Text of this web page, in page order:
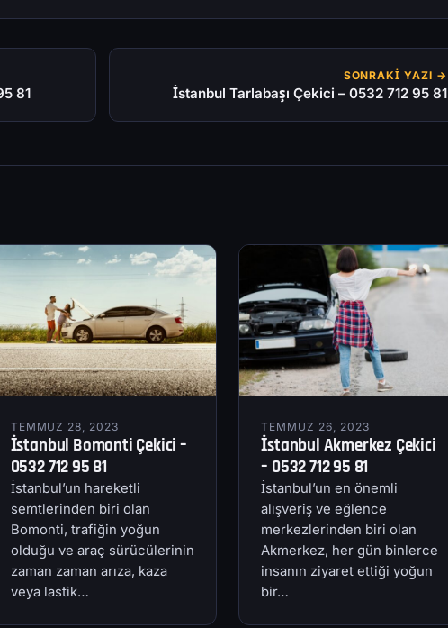
81
SONRAKI YAZI →
İstanbul Tarlabaşı Çekici – 0532 712 95 81
TEMMUZ 28, 2023
İstanbul Bomonti Çekici –
0532 712 95 81
İstanbul’un hareketli
semtlerinden biri olan
Bomonti, trafiğin yoğun
olduğu ve araç sürücülerinin
zaman zaman arıza, kaza
veya lastik…
TEMMUZ 26, 2023
İstanbul Akmerkez Çekici
– 0532 712 95 81
İstanbul’un en önemli
alışveriş ve eğlence
merkezlerinden biri olan
Akmerkez, her gün binlerce
insanın ziyaret ettiği yoğun
bir…